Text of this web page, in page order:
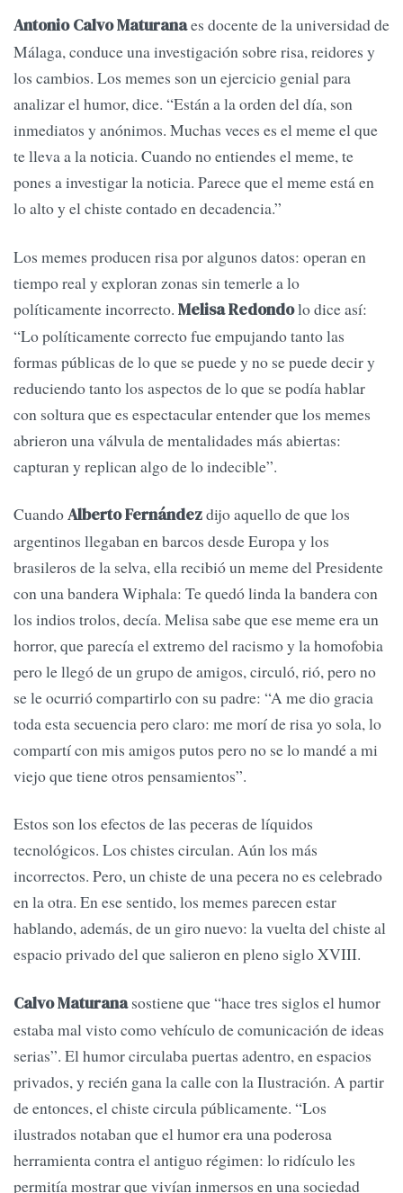
Antonio Calvo Maturanaes docente de la universidad de
Málaga, conduce una investigación sobre risa, reidores y
los cambios. Los memes son un ejercicio genial para
analizar el humor, dice. “Están a la orden del día, son
inmediatos y anónimos. Muchas veces es el meme el que
te lleva a la noticia. Cuando no entiendes el meme, te
pones a investigar la noticia. Parece que el meme está en
lo alto y el chiste contado en decadencia.”
Los memes producen risa por algunos datos: operan en
tiempo real y exploran zonas sin temerle a lo
políticamente incorrecto. Melisa Redondolo dice así:
“Lo políticamente correcto fue empujando tanto las
formas públicas de lo que se puede y no se puede decir y
reduciendo tanto los aspectos de lo que se podía hablar
con soltura que es espectacular entender que los memes
abrieron una válvula de mentalidades más abiertas:
capturan y replican algo de lo indecible”.
CuandoAlberto Fernándezdijo aquello de que los
argentinos llegaban en barcos desde Europa y los
brasileros de la selva, ella recibió un meme del Presidente
con una bandera Wiphala: Te quedó linda la bandera con
los indios trolos, decía. Melisa sabe que ese meme era un
horror, que parecía el extremo del racismo y la homofobia
pero le llegó de un grupo de amigos, circuló, rió, pero no
se le ocurrió compartirlo con su padre: “A me dio gracia
toda esta secuencia pero claro: me morí de risa yo sola, lo
compartí con mis amigos putos pero no se lo mandé a mi
viejo que tiene otros pensamientos”.
Estos son los efectos de las peceras de líquidos
tecnológicos. Los chistes circulan. Aún los más
incorrectos. Pero, un chiste de una pecera no es celebrado
en la otra. En ese sentido, los memes parecen estar
hablando, además, de un giro nuevo: la vuelta del chiste al
espacio privado del que salieron en pleno siglo XVIII.
Calvo Maturanasostiene que “hace tres siglos el humor
estaba mal visto como vehículo de comunicación de ideas
serias”. El humor circulaba puertas adentro, en espacios
privados, y recién gana la calle con la Ilustración. A partir
de entonces, el chiste circula públicamente. “Los
ilustrados notaban que el humor era una poderosa
herramienta contra el antiguo régimen: lo ridículo les
permitía mostrar que vivían inmersos en una sociedad